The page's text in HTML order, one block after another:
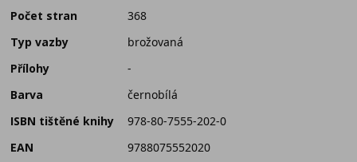
Počet stran
368
Typ vazby
brožovaná
Přílohy
-
Barva
černobílá
ISBN tištěné knihy
978-80-7555-202-0
EAN
9788075552020